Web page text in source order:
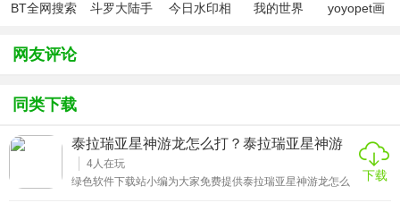
BT全网搜索
斗罗大陆手
今日水印相
我的世界
yoyopet画
网友评论
同类下载
泰拉瑞亚星神游龙怎么打？泰拉瑞亚星神游
龙怎么召唤
4人在玩
绿色软件下载站小编为大家免费提供泰拉瑞亚星神游龙怎么
下载